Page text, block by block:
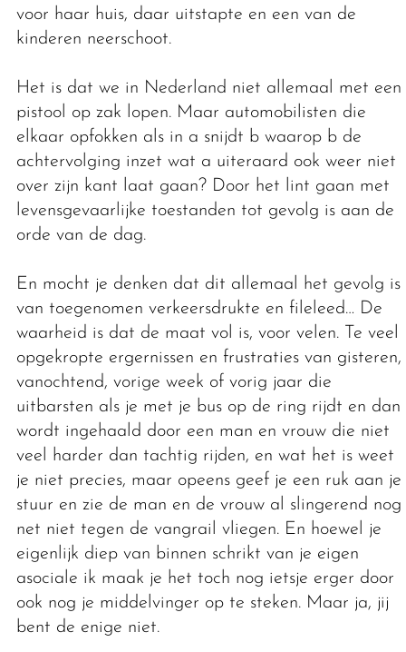
voor haar huis, daar uitstapte en een van de
kinderen neerschoot.
Het is dat we in Nederland niet allemaal met een
pistool op zak lopen. Maar automobilisten die
elkaar opfokken als in a snijdt b waarop b de
achtervolging inzet wat a uiteraard ook weer niet
over zijn kant laat gaan? Door het lint gaan met
levensgevaarlijke toestanden tot gevolg is aan de
orde van de dag.
En mocht je denken dat dit allemaal het gevolg is
van toegenomen verkeersdrukte en fileleed… De
waarheid is dat de maat vol is, voor velen. Te veel
opgekropte ergernissen en frustraties van gisteren,
vanochtend, vorige week of vorig jaar die
uitbarsten als je met je bus op de ring rijdt en dan
wordt ingehaald door een man en vrouw die niet
veel harder dan tachtig rijden, en wat het is weet
je niet precies, maar opeens geef je een ruk aan je
stuur en zie de man en de vrouw al slingerend nog
net niet tegen de vangrail vliegen. En hoewel je
eigenlijk diep van binnen schrikt van je eigen
asociale ik maak je het toch nog ietsje erger door
ook nog je middelvinger op te steken. Maar ja, jij
bent de enige niet.